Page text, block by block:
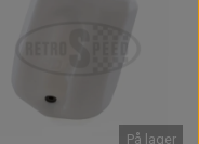
På lager